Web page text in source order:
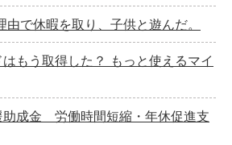
で休暇を取り、子供と遊んだ。
もう取得した？ もっと使えるマイ
助成金 労働時間短縮・年休促進支